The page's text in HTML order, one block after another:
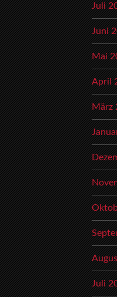
Juli
Juni
Mai
April
März
Juli